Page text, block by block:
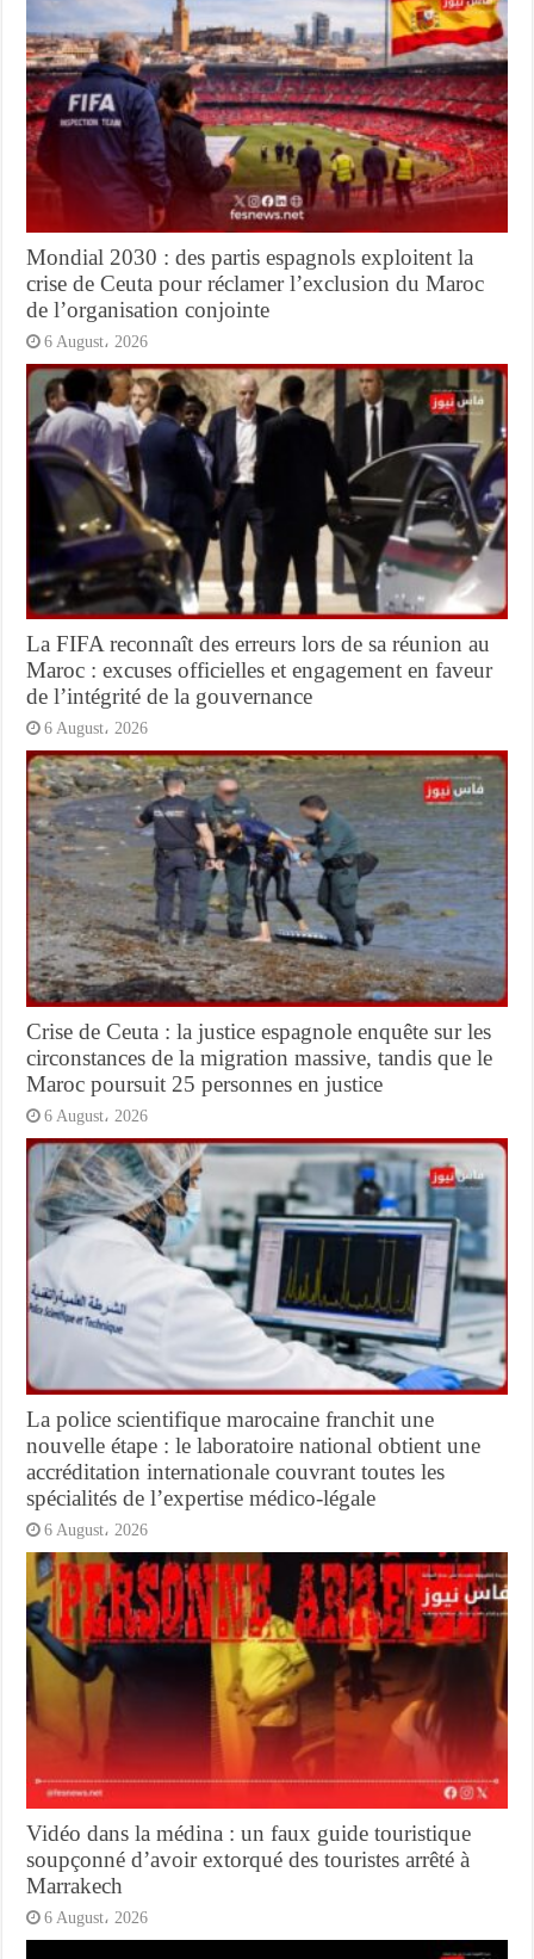
Mondial 2030 : des partis espagnols exploitent la
crise de Ceuta pour réclamer l’exclusion du Maroc
de l’organisation conjointe
6 August، 2026
La FIFA reconnaît des erreurs lors de sa réunion au
Maroc : excuses officielles et engagement en faveur
de l’intégrité de la gouvernance
6 August، 2026
Crise de Ceuta : la justice espagnole enquête sur les
circonstances de la migration massive, tandis que le
Maroc poursuit 25 personnes en justice
6 August، 2026
La police scientifique marocaine franchit une
nouvelle étape : le laboratoire national obtient une
accréditation internationale couvrant toutes les
spécialités de l’expertise médico-légale
6 August، 2026
Vidéo dans la médina : un faux guide touristique
soupçonné d’avoir extorqué des touristes arrêté à
Marrakech
6 August، 2026